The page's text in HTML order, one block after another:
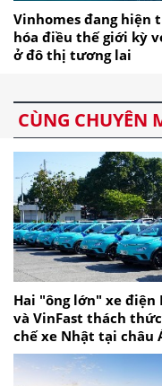
Vinhomes đang hiện
hóa điều thế giới kỳ
ở đô thị tương lai
CÙNG CHUYÊN
Hai "ông lớn" xe điện
và VinFast thách
chế xe Nhật tại châu